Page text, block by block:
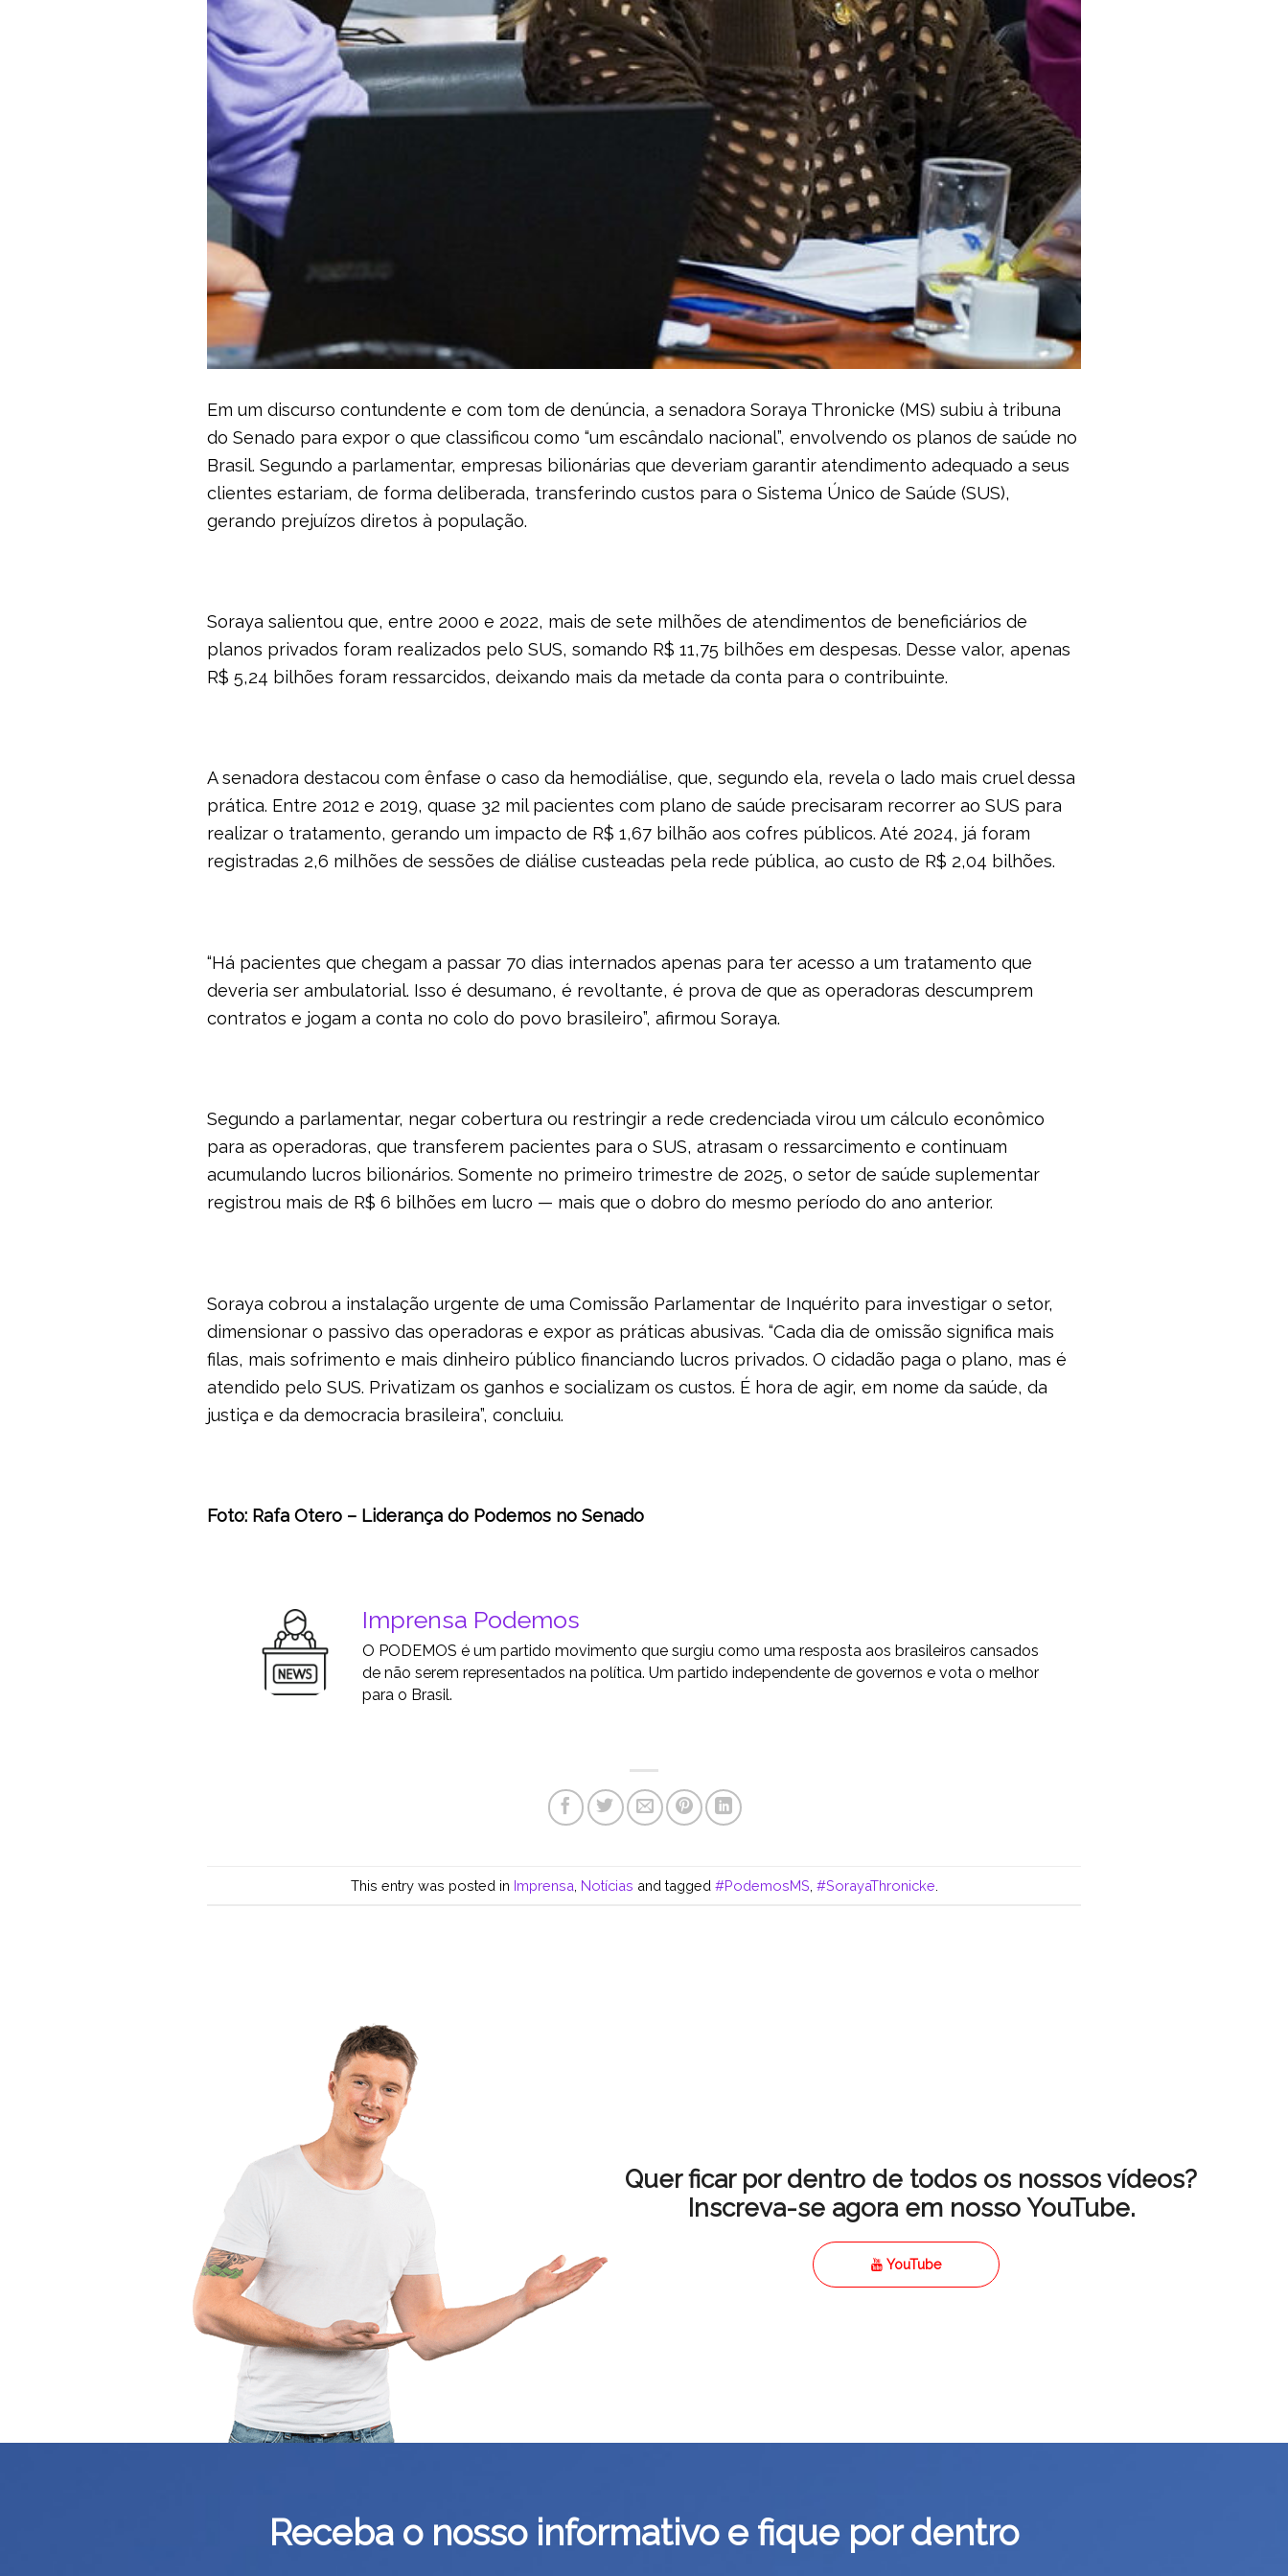
Em um discurso contundente e com tom de denúncia, a senadora Soraya Thronicke (MS) subiu à tribuna
do Senado para expor o que classificou como “um escândalo nacional”, envolvendo os planos de saúde no
Brasil. Segundo a parlamentar, empresas bilionárias que deveriam garantir atendimento adequado a seus
clientes estariam, de forma deliberada, transferindo custos para o Sistema Único de Saúde (SUS),
gerando prejuízos diretos à população.
Soraya salientou que, entre 2000 e 2022, mais de sete milhões de atendimentos de beneficiários de
planos privados foram realizados pelo SUS, somando R$ 11,75 bilhões em despesas. Desse valor, apenas
R$ 5,24 bilhões foram ressarcidos, deixando mais da metade da conta para o contribuinte.
A senadora destacou com ênfase o caso da hemodiálise, que, segundo ela, revela o lado mais cruel dessa
prática. Entre 2012 e 2019, quase 32 mil pacientes com plano de saúde precisaram recorrer ao SUS para
realizar o tratamento, gerando um impacto de R$ 1,67 bilhão aos cofres públicos. Até 2024, já foram
registradas 2,6 milhões de sessões de diálise custeadas pela rede pública, ao custo de R$ 2,04 bilhões.
“Há pacientes que chegam a passar 70 dias internados apenas para ter acesso a um tratamento que
deveria ser ambulatorial. Isso é desumano, é revoltante, é prova de que as operadoras descumprem
contratos e jogam a conta no colo do povo brasileiro”, afirmou Soraya.
Segundo a parlamentar, negar cobertura ou restringir a rede credenciada virou um cálculo econômico
para as operadoras, que transferem pacientes para o SUS, atrasam o ressarcimento e continuam
acumulando lucros bilionários. Somente no primeiro trimestre de 2025, o setor de saúde suplementar
registrou mais de R$ 6 bilhões em lucro — mais que o dobro do mesmo período do ano anterior.
Soraya cobrou a instalação urgente de uma Comissão Parlamentar de Inquérito para investigar o setor,
dimensionar o passivo das operadoras e expor as práticas abusivas. “Cada dia de omissão significa mais
filas, mais sofrimento e mais dinheiro público financiando lucros privados. O cidadão paga o plano, mas é
atendido pelo SUS. Privatizam os ganhos e socializam os custos. É hora de agir, em nome da saúde, da
justiça e da democracia brasileira”, concluiu.
Foto: Rafa Otero – Liderança do Podemos no Senado
Imprensa Podemos
O PODEMOS é um partido movimento que surgiu como uma resposta aos brasileiros cansados
de não serem representados na política. Um partido independente de governos e vota o melhor
para o Brasil.
This entry was posted in Imprensa Notícias and tagged #PodemosMS #SorayaThronicke
Quer ficar por dentro de todos os nossos vídeos?
Inscreva-se agora em nosso YouTube.
YouTube
Receba o nosso informativo e fique por dentro